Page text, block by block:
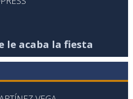
le acaba la fiesta